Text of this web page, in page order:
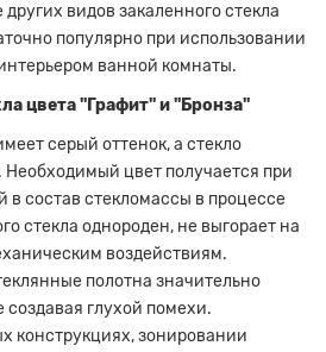
видов закаленного стекла
популярно при использовании
ванной комнаты.
цвета "Графит" и "Бронза"
серый оттенок, а стекло
Необходимый цвет получается при
в состав стекломассы в процессе
стекла однороден, не выгорает на
воздействиям.
полотна значительно
глухой помехи.
конструкциях, зонировании